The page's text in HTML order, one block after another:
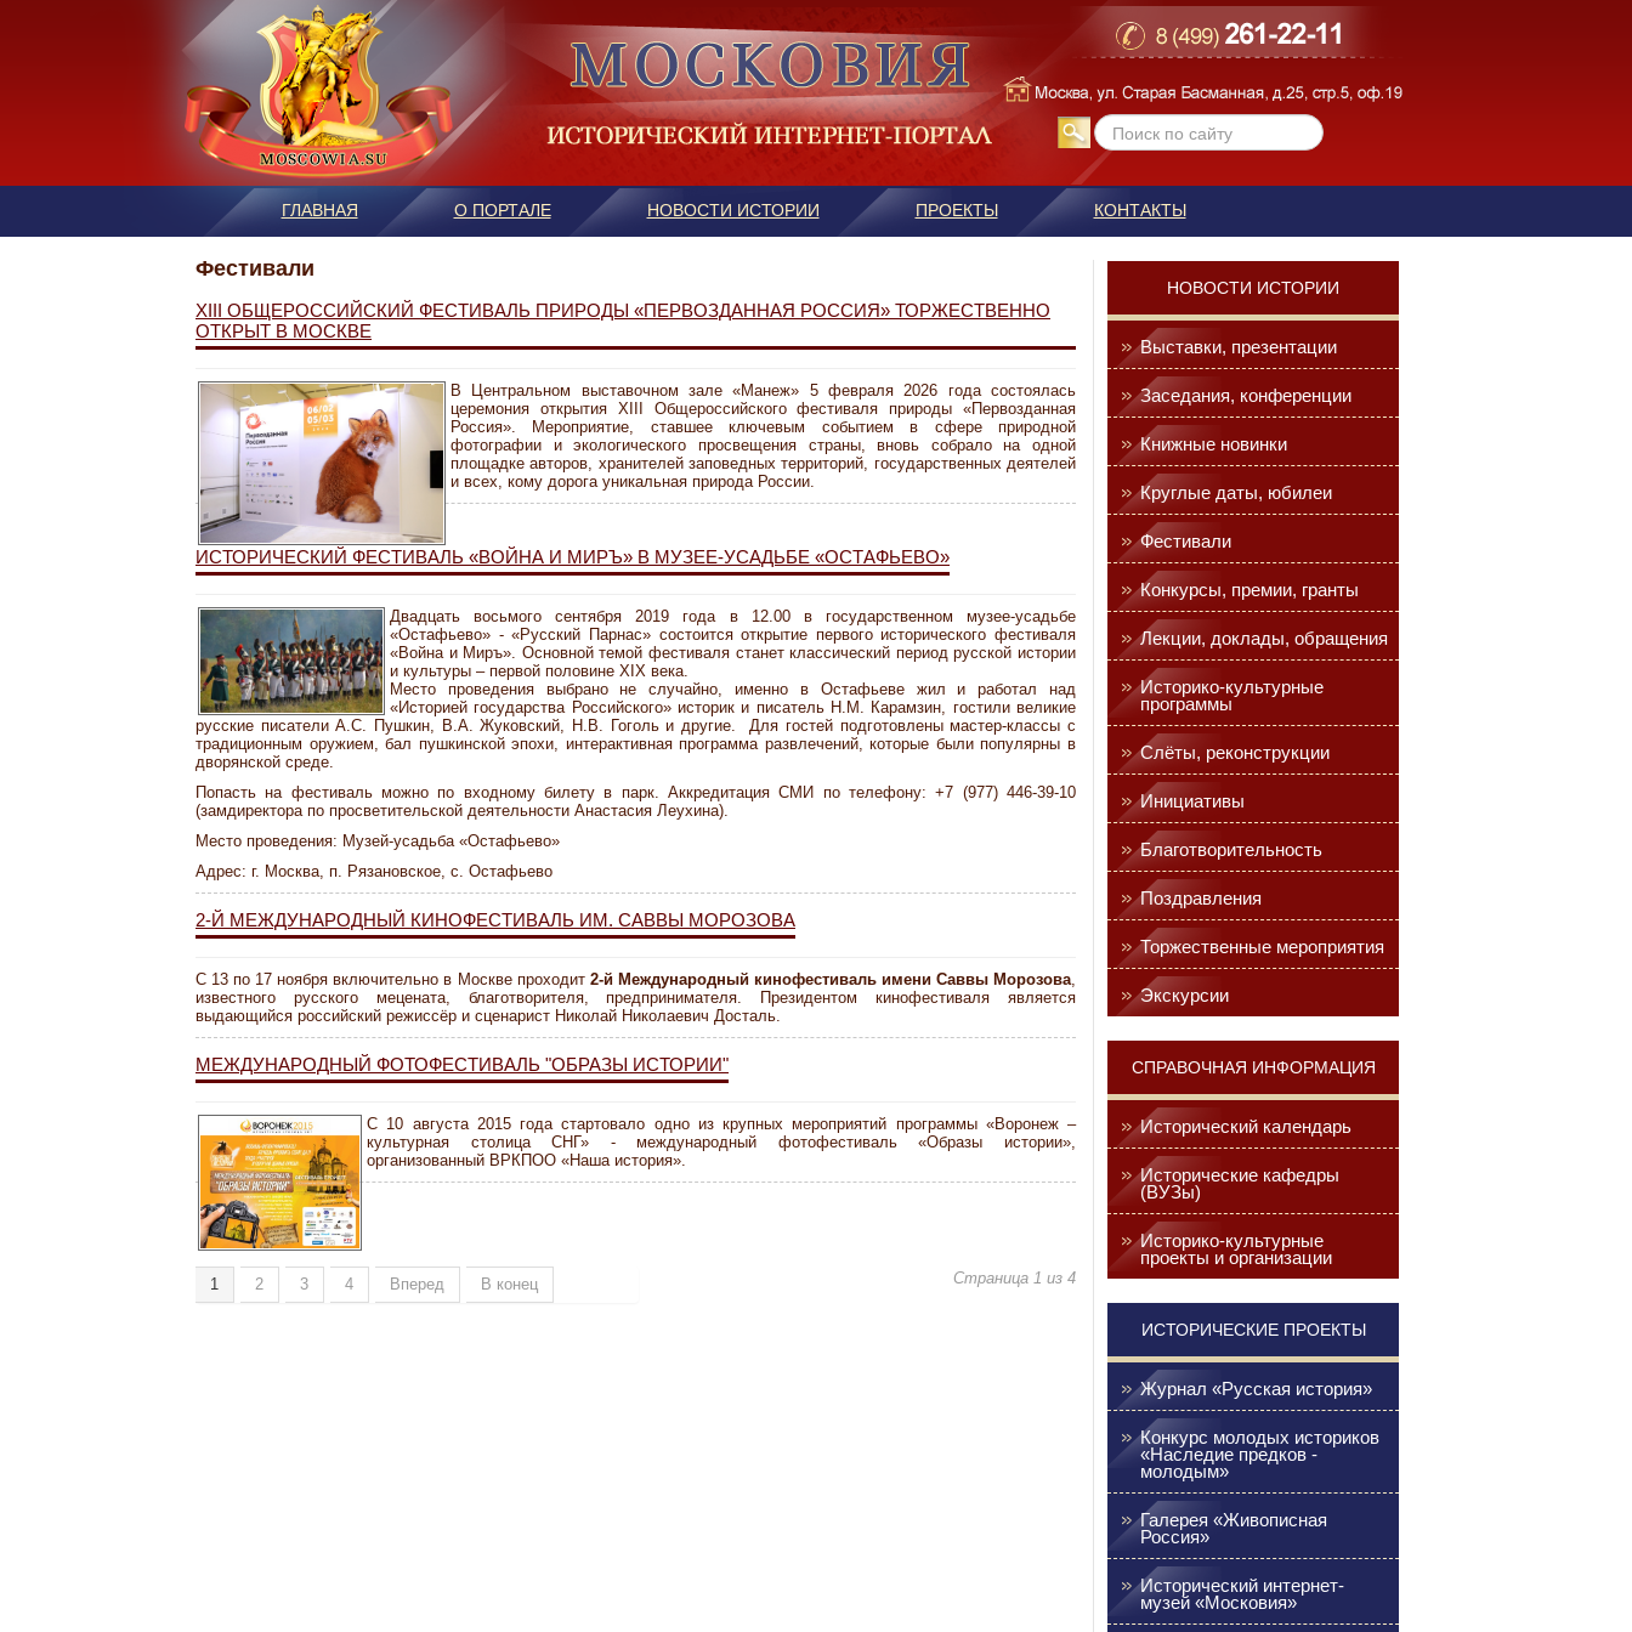
ГЛАВНАЯ О ПОРТАЛЕ НОВОСТИ ИСТОРИИ ПРОЕКТЫ КОНТАКТЫ
НОВОСТИ ИСТОРИИ
Выставки, презентации
Заседания, конференции
Книжные новинки
Круглые даты, юбилеи
Фестивали
Конкурсы, премии, гранты
Лекции, доклады, обращения
Историко-культурные
программы
Слёты, реконструкции
Инициативы
Благотворительность
Поздравления
Торжественные мероприятия
Экскурсии
СПРАВОЧНАЯ ИНФОРМАЦИЯ
Исторический календарь
Исторические кафедры
(ВУЗы)
Историко-культурные
проекты и организации
ИСТОРИЧЕСКИЕ ПРОЕКТЫ
Журнал «Русская история»
Конкурс молодых историков
«Наследие предков -
молодым»
Галерея «Живописная
Россия»
Исторический интернет-
музей «Московия»
Фестивали
XIII ОБЩЕРОССИЙСКИЙ ФЕСТИВАЛЬ ПРИРОДЫ «ПЕРВОЗДАННАЯ РОССИЯ» ТОРЖЕСТВЕННО
ОТКРЫТ В МОСКВЕ
В Центральном выставочном зале «Манеж» 5 февраля 2026 года состоялась
церемония открытия XIII Общероссийского фестиваля природы «Первозданная
Россия». Мероприятие, ставшее ключевым событием в сфере природной
фотографии и экологического просвещения страны, вновь собрало на одной
площадке авторов, хранителей заповедных территорий, государственных деятелей
и всех, кому дорога уникальная природа России.
ИСТОРИЧЕСКИЙ ФЕСТИВАЛЬ «ВОЙНА И МИРЪ» В МУЗЕЕ-УСАДЬБЕ «ОСТАФЬЕВО»
Двадцать восьмого сентября 2019 года в 12.00 в государственном музее-усадьбе
«Остафьево» - «Русский Парнас» состоится открытие первого исторического фестиваля
«Война и Миръ». Основной темой фестиваля станет классический период русской истории
и культуры – первой половине XIX века.
Место проведения выбрано не случайно, именно в Остафьеве жил и работал над
«Историей государства Российского» историк и писатель Н.М. Карамзин, гостили великие
русские писатели А.С. Пушкин, В.А. Жуковский, Н.В. Гоголь и другие. Для гостей подготовлены мастер-классы с
традиционным оружием, бал пушкинской эпохи, интерактивная программа развлечений, которые были популярны в
дворянской среде.
Попасть на фестиваль можно по входному билету в парк. Аккредитация СМИ по телефону: +7 (977) 446-39-10
(замдиректора по просветительской деятельности Анастасия Леухина).
Место проведения: Музей-усадьба «Остафьево»
Адрес: г. Москва, п. Рязановское, с. Остафьево
2-Й МЕЖДУНАРОДНЫЙ КИНОФЕСТИВАЛЬ ИМ. САВВЫ МОРОЗОВА
С 13 по 17 ноября включительно в Москве проходит 2-й Международный кинофестиваль имени Саввы Морозова,
известного русского мецената, благотворителя, предпринимателя. Президентом кинофестиваля является
выдающийся российский режиссёр и сценарист Николай Николаевич Досталь.
МЕЖДУНАРОДНЫЙ ФОТОФЕСТИВАЛЬ "ОБРАЗЫ ИСТОРИИ"
С 10 августа 2015 года стартовало одно из крупных мероприятий программы «Воронеж –
культурная столица СНГ» - международный фотофестиваль «Образы истории»,
организованный ВРКПОО «Наша история».
Страница 1 из 4
1 2 3 4 Вперед В конец